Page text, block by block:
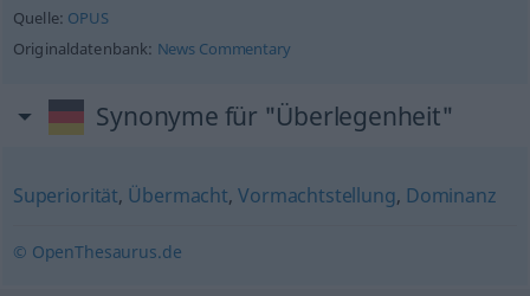
Quelle: OPUS
Originaldatenbank: News Commentary
Synonyme für "Überlegenheit"
Superiorität, Übermacht,Vormachtstellung, Dominanz
© OpenThesaurus.de